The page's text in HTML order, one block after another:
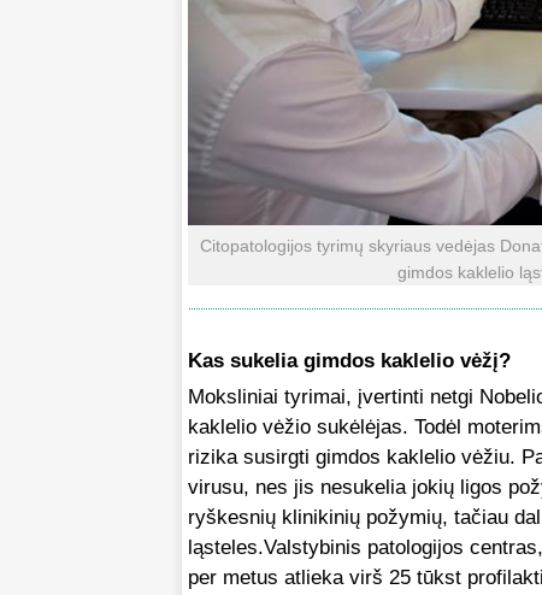
Citopatologijos tyrimų skyriaus vedėjas
gimdos kaklelio
Kas sukelia gimdos kaklelio vėžį?
Moksliniai tyrimai, įvertinti netgi
kaklelio vėžio sukėlėjas. Todėl
rizika susirgti gimdos kaklelio vėžiu.
virusu, nes jis nesukelia jokių ligos
ryškesnių klinikinių požymių, tačiau
ląsteles.Valstybinis patologijos
per metus atlieka virš 25 tūkst